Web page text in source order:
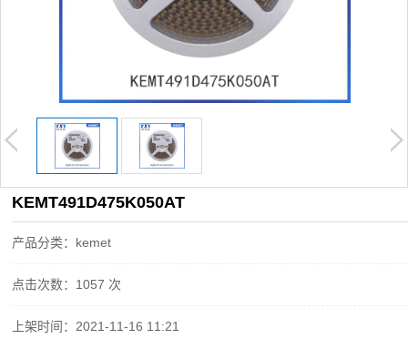
KEMT491D475K050AT
产品分类：kemet
点击次数：1057 次
上架时间：2021-11-16 11:21